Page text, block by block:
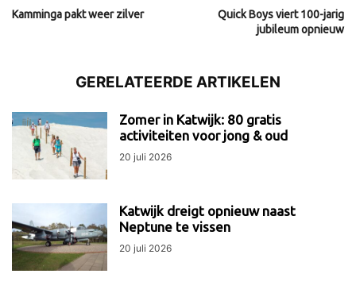
Kamminga pakt weer zilver
Quick Boys viert 100-jarig
jubileum opnieuw
GERELATEERDE ARTIKELEN
Zomer in Katwijk: 80 gratis
activiteiten voor jong & oud
20 juli 2026
Katwijk dreigt opnieuw naast
Neptune te vissen
20 juli 2026